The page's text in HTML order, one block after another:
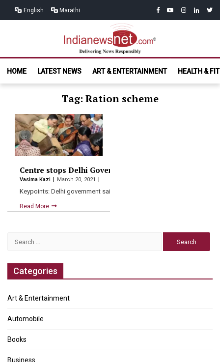
English Marathi facebook
youtubeinstagram
linkedin
India News
Net.com
HOME
LATEST NEWS ART & ENTERTAINMENT HEALTH &
Tag: Ration scheme
Centre stops Delhi Government’s delivery of ration
Vasima Kazi March 20, 2021
Keypoints: Delhi government said it is “not permissible” to use…
Read More
Categories
Art & Entertainment
Automobile
Books
Business